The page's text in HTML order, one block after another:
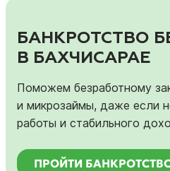
БАНКРОТСТВО
В БАХЧИСАРАЕ
Поможем безработному
и микрозаймы, даже если
работы и стабильного
ПРОЙТИ